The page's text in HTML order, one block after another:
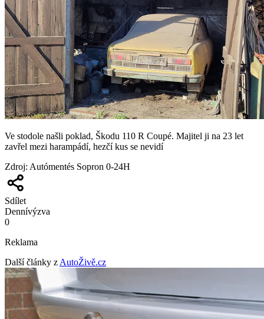
Ve stodole našli poklad, Škodu 110 R Coupé. Majitel ji na 23 let
zavřel mezi harampádí, hezčí kus se nevidí
Zdroj: Autómentés Sopron 0-24H
Sdílet
Dennívýzva
0
Reklama
Další články z AutoŽivě.cz